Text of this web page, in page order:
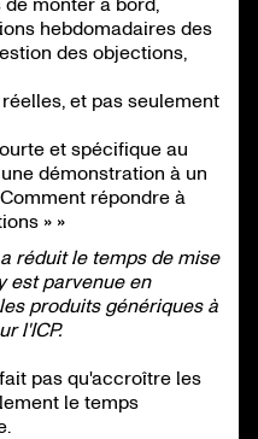
hebdomadaires des
des objections,
et pas seulement
et spécifique au
démonstration à un
répondre à
» »
réduit le temps de mise
est parvenue en
produits génériques à
l'ICP.
pas qu'accroître les
le temps